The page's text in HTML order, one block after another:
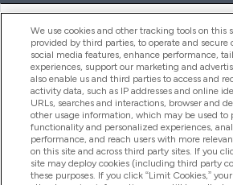
ヘルプ＆ガイド
商品について
会社概要
We use cookies and other tracking tools on this
provided by third parties, to operate and secure
social media features, enhance performance,
experiences, support our marketing and
also enable us and third parties to access and
activity data, such as IP addresses and online
URLs, searches and interactions, browser and
other usage information, which may be used to
functionality and personalized experiences,
performance, and reach users with more
on this site and across third party sites. If you
site may deploy cookies (including third party
these purposes. If you click “Limit Cookies,”